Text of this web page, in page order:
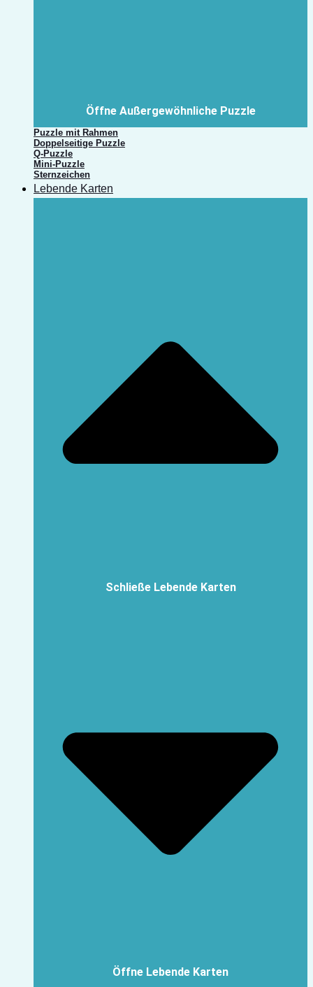
Öffne Außergewöhnliche Puzzle
Puzzle mit Rahmen
Doppelseitige Puzzle
Q-Puzzle
Mini-Puzzle
Sternzeichen
Lebende Karten
Schließe Lebende Karten
Öffne Lebende Karten